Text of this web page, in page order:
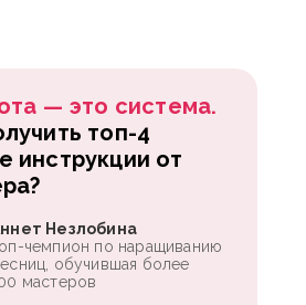
— это система.
топ-4
инструкции от
Незлобина
чемпион по наращиванию
обучившая более
мастеров